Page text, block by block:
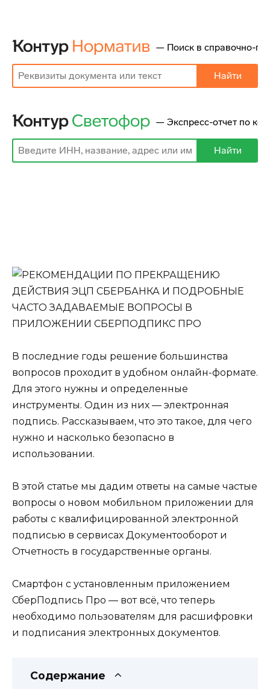
В последние годы решение большинства
вопросов проходит в удобном онлайн-формате.
Для этого нужны и определенные
инструменты. Один из них — электронная
подпись. Рассказываем, что это такое, для чего
нужно и насколько безопасно в
использовании.
В этой статье мы дадим ответы на самые частые
вопросы о новом мобильном приложении для
работы с квалифицированной электронной
подписью в сервисах Документооборот и
Отчетность в государственные органы.
Смартфон с установленным приложением
СберПодпись Про — вот всё, что теперь
необходимо пользователям для расшифровки
и подписания электронных документов.
Содержание